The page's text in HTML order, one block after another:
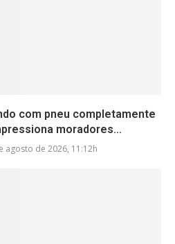
com pneu completamente
moradores...
agosto de 2026, 11:12h